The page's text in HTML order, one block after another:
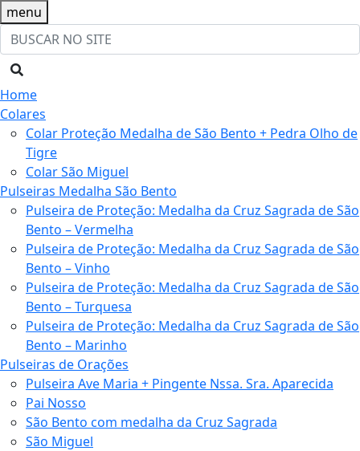
menu
Home
Colares
Colar Proteção Medalha de São Bento + Pedra Olho de
Tigre
Colar São Miguel
Pulseiras Medalha São Bento
Pulseira de Proteção: Medalha da Cruz Sagrada de São
Bento – Vermelha
Pulseira de Proteção: Medalha da Cruz Sagrada de São
Bento – Vinho
Pulseira de Proteção: Medalha da Cruz Sagrada de São
Bento – Turquesa
Pulseira de Proteção: Medalha da Cruz Sagrada de São
Bento – Marinho
Pulseiras de Orações
Pulseira Ave Maria + Pingente Nssa. Sra. Aparecida
Pai Nosso
São Bento com medalha da Cruz Sagrada
São Miguel